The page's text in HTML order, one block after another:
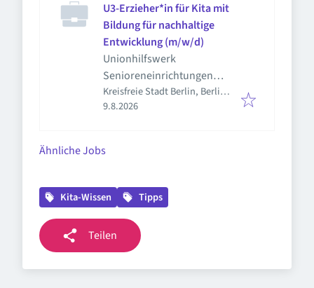
U3-Erzieher*in für Kita mit
Bildung für nachhaltige
Entwicklung (m/w/d)
Unionhilfswerk
Senioreneinrichtungen
gGmbH
Kreisfreie Stadt Berlin, Berlin,
Deutschland
Veröffentlicht
9.8.2026
Ähnliche Jobs
Kita-Wissen Tipps
Teilen